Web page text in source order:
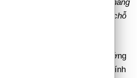
hợp với nhiều nhóm khách hàng
giúp
tạo dựng chỗ
phân khúc C-SUV.
người dùng Việt dần có xu hướng
SUV/Crossover gầm cao bởi tính